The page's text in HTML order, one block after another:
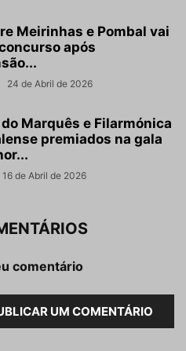
Meirinhas e Pombal vai
após
24 de Abril de 2026
Marquês e Filarmónica
premiados na gala
16 de Abril de 2026
comentário
UM COMENTÁRIO